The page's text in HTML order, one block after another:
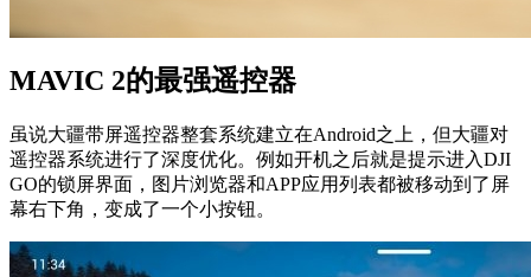
MAVIC 2的最强遥控器
虽说大疆带屏遥控器整套系统建立在Android之上，但大疆对
遥控器系统进行了深度优化。例如开机之后就是提示进入DJI
GO的锁屏界面，图片浏览器和APP应用列表都被移动到了屏
幕右下角，变成了一个小按钮。